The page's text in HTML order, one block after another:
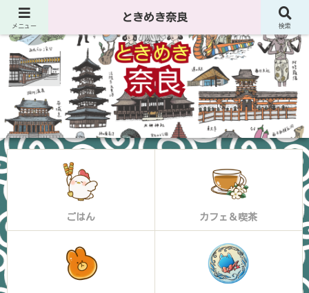
ごはん カフェ＆喫茶
メニュー
ときめき奈良
検索